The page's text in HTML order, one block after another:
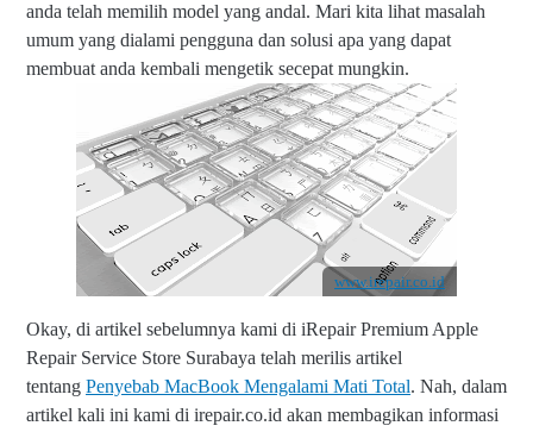
anda telah memilih model yang andal. Mari kita lihat masalah
umum yang dialami pengguna dan solusi apa yang dapat
membuat anda kembali mengetik secepat mungkin.
www.irepair.co.id
Okay, di artikel sebelumnya kami di iRepair Premium Apple
Repair Service Store Surabaya telah merilis artikel
tentang Penyebab MacBook Mengalami Mati Total. Nah, dalam
artikel kali ini kami di irepair.co.id akan membagikan informasi